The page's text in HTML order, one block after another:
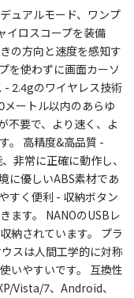
ュアルモード、ワンプ
イロスコープを装備
の方向と速度を感知す
を使わずに画面カーソ
- 2.4gのワイヤレス技術
メートル以内のあらゆ
不要で、より速く、よ
。 高精度&高品質 -
非常に正確に動作し、
に優しいABS素材であ
すく便利 - 収納ボタン
ます。 NANOのUSBレ
納されています。 プラ
スは人間工学的に対称
いやすいです。 互換性
Vista/7、Android、